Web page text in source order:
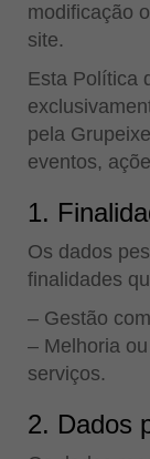
modificação
site.
Esta Política
pela
eventos,
1.
Os dados
finalidades
– Gestão
– Melhoria
serviços.
2. Dados